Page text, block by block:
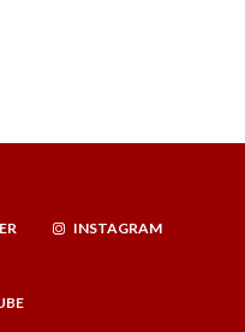
INSTAGRAM